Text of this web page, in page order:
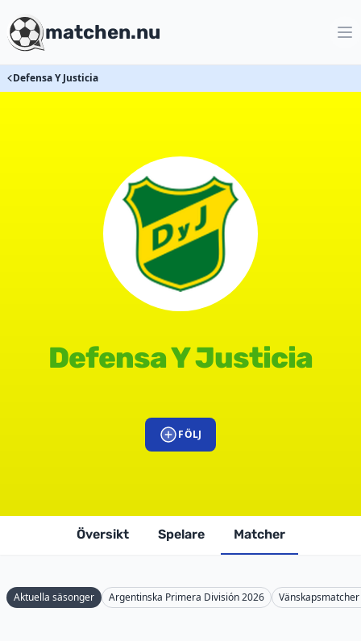
matchen.nu
Defensa Y Justicia
Defensa Y Justicia
FÖLJ
Översikt Spelare Matcher
Aktuella säsonger Argentinska Primera División 2026